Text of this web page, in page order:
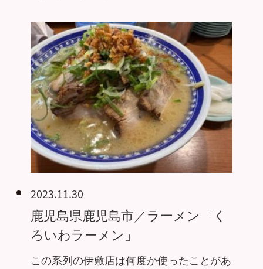
2023.11.30
鹿児島県鹿児島市／ラーメン「く
ろいわラーメン」
この系列の伊敷店は何度か使ったことがあ